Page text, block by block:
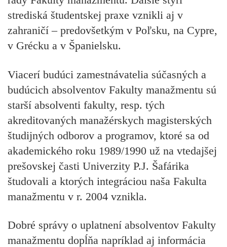
strediská študentskej praxe vznikli aj v
zahraničí – predovšetkým v Poľsku, na Cypre,
v Grécku a v Španielsku.
Viacerí budúci zamestnávatelia súčasných a
budúcich absolventov Fakulty manažmentu sú
starší absolventi fakulty, resp. tých
akreditovaných manažérskych magisterských
študijných odborov a programov, ktoré sa od
akademického roku 1989/1990 už na vtedajšej
prešovskej časti Univerzity P.J. Šafárika
študovali a ktorých integráciou naša Fakulta
manažmentu v r. 2004 vznikla.
Dobré správy o uplatnení absolventov Fakulty
manažmentu dopĺňa napríklad aj informácia